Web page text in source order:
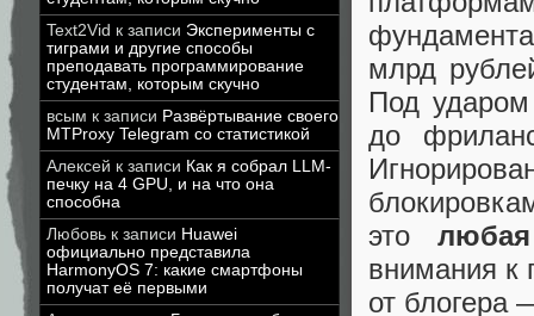
Text2Vid к записи Эксперименты с
тиграми и другие способы
преподавать программирование
студентам, которым скучно
всым к записи Развёртывание своего
MTProxy Telegram со статистикой
Алексей к записи Как я собрал LLM-
печку на 4 GPU, и на что она
способна
Любовь к записи Huawei
официально представила
HarmonyOS 7: какие смартфоны
получат её первыми
млрд
Под
до
это любая
внимания к
от блогера